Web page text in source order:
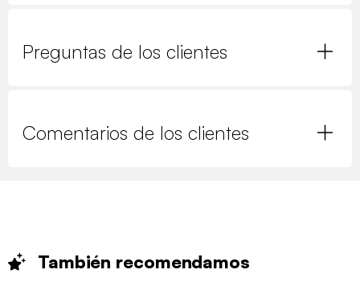
Preguntas de los clientes
Comentarios de los clientes
También recomendamos